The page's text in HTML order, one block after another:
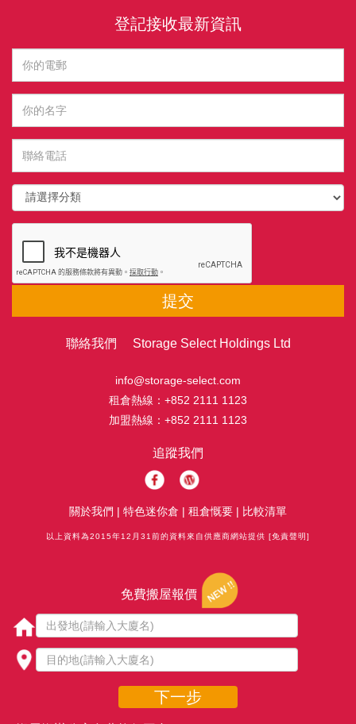
登記接收最新資訊
提交
聯絡我們 Storage Select Holdings Ltd
info@storage-select.com
租倉熱線： +852 2111 1123
加盟熱線： +852 2111 1123
追蹤我們
關於我們 | 特色迷你倉 | 租倉慨要 | 比較清單
以上資料為2015年12月31前的資料來自供應商網站提供 [免責聲明]
免費搬屋報價
下一步